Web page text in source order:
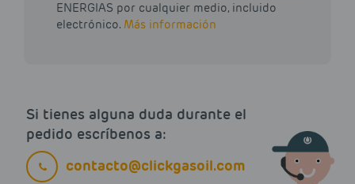
ENERGIAS por cualquier medio, incluido
electrónico. Más información
Si tienes alguna duda durante el
pedido escríbenos a:
contacto@clickgasoil.com